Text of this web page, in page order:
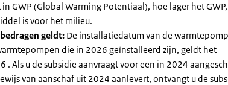
GWP (Global Warming Potentiaal), hoe lager het
is voor het milieu.
geldt: De installatiedatum van de
die in 2026 geïnstalleerd zijn, geldt het
. Als u de subsidie aanvraagt voor een in 2024
van aanschaf uit 2024 aanlevert, ontvangt u de